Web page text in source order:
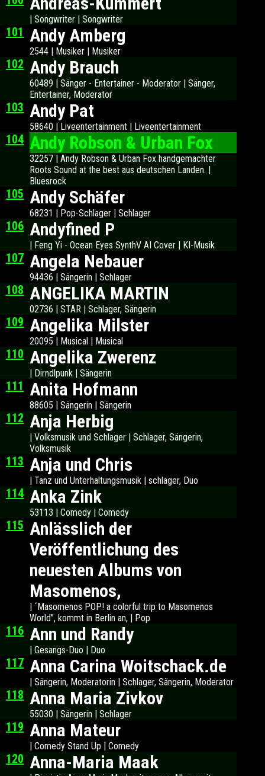
| Songwriter | Songwriter
101 Andy Amberg
2544 | Musiker | Musiker
102 Andy Brauch
60489 | Sänger - Entertainer - Moderator | Sänger,
Entertainer, Moderator
103 Andy Pat
58640 | Liveentertainment | Liveentertainment
104 Andy Robson & Urban Fox
32257 | Andy Robson & Urban Fox handgemachter
Roots Sound at the best aus deutschen Landen. |
Bluesrock
105 Andy Schäfer
68231 | Pop-Schlager | Schlager
106 Andyfined P
| Feng Yi - Ocean Eyes SynthV AI Cover | KI-Musik
107 Angela Nebauer
94436 | Sängerin | Schlager
108 ANGELIKA MARTIN
02736 | STAR | Schlager, Sängerin
109 Angelika Milster
20095 | Musical | Musical
110 Angelika Zwerenz
| Dirndlpunk | Sängerin
111 Anita Hofmann
88605 | Sängerin | Sängerin
112 Anja Herbig
| Volksmusik und Schlager | Schlager, Sängerin,
Volksmusik
113 Anja und Chris
| Tanz und Unterhaltungsmusik | schlager, Duo
114 Anka Zink
53113 | Comedy | Comedy
115 Anlässlich der
Veröffentlichung des
neuesten Albums von
Masomenos,
| ´Masomenos POP! a colorful trip to Masomenos
World”, kommt in Berlin an, | Pop
116 Ann und Randy
| Gesangs-Duo | Duo
117 Anna Carina Woitschack.de
| Sängerin, Moderatorin | Schlager, Sängerin, Moderator
118 Anna Maria Zivkov
55030 | Sängerin | Schlager
119 Anna Mateur
| Comedy Stand Up | Comedy
120 Anna-Maria Maak